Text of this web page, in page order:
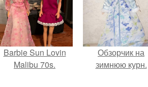
Barbie Sun Lovin
Malibu 70s.
Обзорчик на
зимнюю курн.